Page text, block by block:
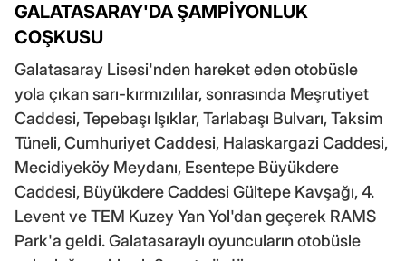
GALATASARAY'DA ŞAMPİYONLUK
COŞKUSU
Galatasaray Lisesi'nden hareket eden otobüsle
yola çıkan sarı-kırmızılılar, sonrasında Meşrutiyet
Caddesi, Tepebaşı Işıklar, Tarlabaşı Bulvarı, Taksim
Tüneli, Cumhuriyet Caddesi, Halaskargazi Caddesi,
Mecidiyeköy Meydanı, Esentepe Büyükdere
Caddesi, Büyükdere Caddesi Gültepe Kavşağı, 4.
Levent ve TEM Kuzey Yan Yol'dan geçerek RAMS
Park'a geldi. Galatasaraylı oyuncuların otobüsle